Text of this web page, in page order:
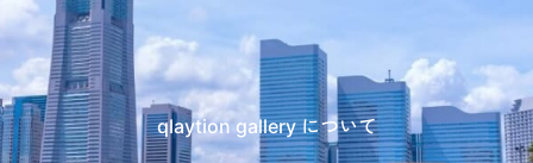
qlaytion gallery について